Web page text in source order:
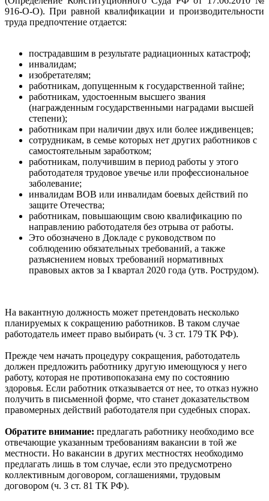
916-О-О). При равной квалификации и производительности
труда предпочтение отдается:
пострадавшим в результате радиационных катастроф;
инвалидам;
изобретателям;
работникам, допущенным к государственной тайне;
работникам, удостоенным высшего звания
(награжденным государственными наградами высшей
степени);
работникам при наличии двух или более иждивенцев;
сотрудникам, в семье которых нет других работников с
самостоятельным заработком;
работникам, получившим в период работы у этого
работодателя трудовое увечье или профессиональное
заболевание;
инвалидам ВОВ или инвалидам боевых действий по
защите Отечества;
работникам, повышающим свою квалификацию по
направлению работодателя без отрыва от работы.
Это обозначено в Докладе с руководством по
соблюдению обязательных требований, а также
разъяснением новых требований нормативных
правовых актов за I квартал 2020 года (утв. Рострудом).
На вакантную должность может претендовать несколько
планируемых к сокращению работников. В таком случае
работодатель имеет право выбирать (ч. 3 ст. 179 ТК РФ).
Прежде чем начать процедуру сокращения, работодатель
должен предложить работнику другую имеющуюся у него
работу, которая не противопоказана ему по состоянию
здоровья. Если работник отказывается от нее, то отказ нужно
получить в письменной форме, что станет доказательством
правомерных действий работодателя при судебных спорах.
Обратите внимание: предлагать работнику необходимо все
отвечающие указанным требованиям вакансии в той же
местности. Но вакансии в других местностях необходимо
предлагать лишь в том случае, если это предусмотрено
коллективным договором, соглашениями, трудовым
договором (ч. 3 ст. 81 ТК РФ).